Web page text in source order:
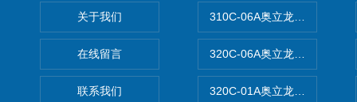
关于我们
在线留言
联系我们
310C-06A奥立龙实验室台式
320C-06A奥立龙实验室便携
320C-01A奥立龙实验室便携